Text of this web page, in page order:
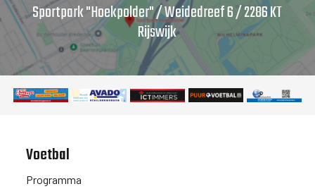
Sportpark "Hoekpolder" / Weidedreef 6 / 2286 KT
Rijswijk
Voetbal
Programma